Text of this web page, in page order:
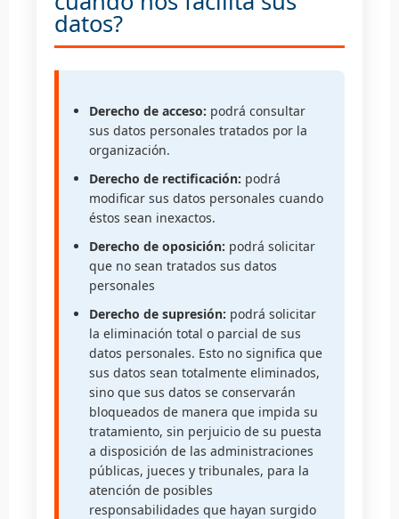
datos?
Derecho de acceso: podrá consultar
sus datos personales tratados por la
organización.
Derecho de rectificación: podrá
modificar sus datos personales cuando
éstos sean inexactos.
Derecho de oposición: podrá solicitar
que no sean tratados sus datos
personales
Derecho de supresión: podrá solicitar
la eliminación total o parcial de sus
datos personales. Esto no significa que
sus datos sean totalmente eliminados,
sino que sus datos se conservarán
bloqueados de manera que impida su
tratamiento, sin perjuicio de su puesta
a disposición de las administraciones
públicas, jueces y tribunales, para la
atención de posibles
responsabilidades que hayan surgido